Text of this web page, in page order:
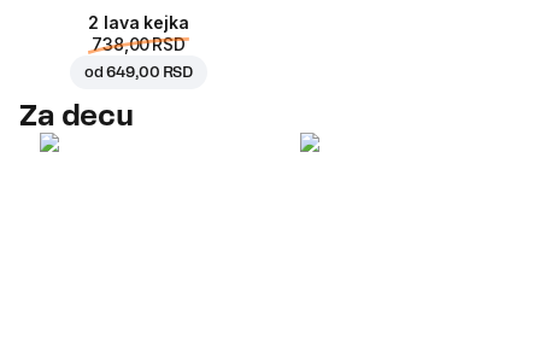
2 lava kejka
738,00 RSD
od649,00 RSD
Za decu